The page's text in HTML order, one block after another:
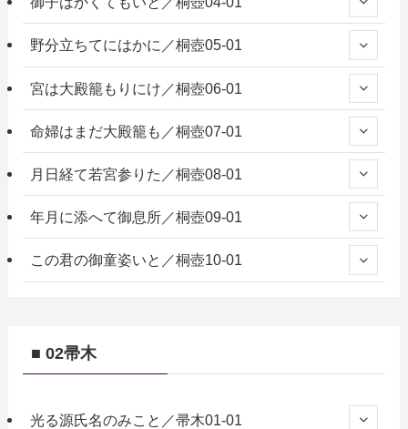
野分立ちてにはかに／桐壺05-01
宮は大殿籠もりにけ／桐壺06-01
命婦はまだ大殿籠も／桐壺07-01
月日経て若宮参りた／桐壺08-01
年月に添へて御息所／桐壺09-01
この君の御童姿いと／桐壺10-01
■ 02帚木
光る源氏名のみこと／帚木01-01